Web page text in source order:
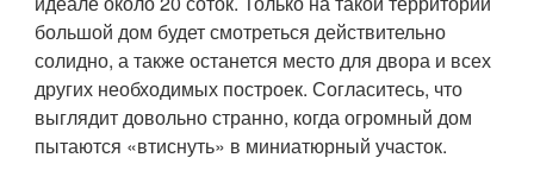
большой дом будет смотреться действительно
солидно, а также останется место для двора и всех
других необходимых построек. Согласитесь, что
выглядит довольно странно, когда огромный дом
пытаются «втиснуть» в миниатюрный участок.